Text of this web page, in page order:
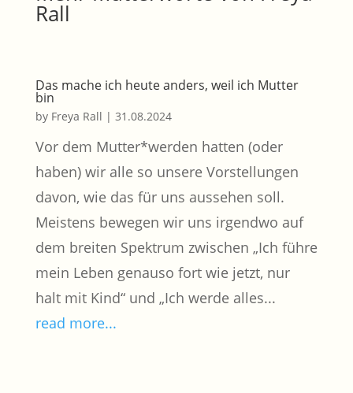
Rall
Das mache ich heute anders, weil ich Mutter
bin
by Freya Rall | 31.08.2024
Vor dem Mutter*werden hatten (oder
haben) wir alle so unsere Vorstellungen
davon, wie das für uns aussehen soll.
Meistens bewegen wir uns irgendwo auf
dem breiten Spektrum zwischen „Ich führe
mein Leben genauso fort wie jetzt, nur
halt mit Kind“ und „Ich werde alles...
read more...